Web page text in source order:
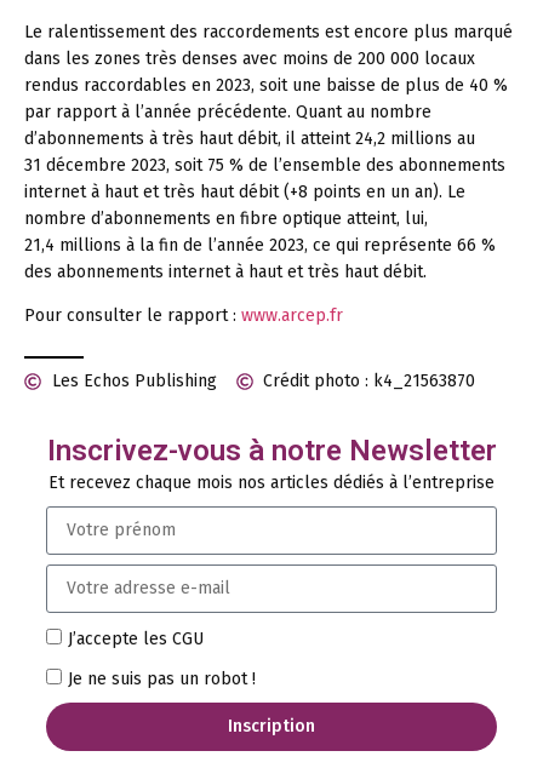
Le ralentissement des raccordements est encore plus marqué
dans les zones très denses avec moins de 200 000 locaux
rendus raccordables en 2023, soit une baisse de plus de 40 %
par rapport à l’année précédente. Quant au nombre
d’abonnements à très haut débit, il atteint 24,2 millions au
31 décembre 2023, soit 75 % de l’ensemble des abonnements
internet à haut et très haut débit (+8 points en un an). Le
nombre d’abonnements en fibre optique atteint, lui,
21,4 millions à la fin de l’année 2023, ce qui représente 66 %
des abonnements internet à haut et très haut débit.
Pour consulter le rapport : www.arcep.fr
Les Echos Publishing Crédit photo : k4_21563870
Inscrivez-vous à notre Newsletter
Et recevez chaque mois nos articles dédiés à l’entreprise
J’accepte les CGU
Je ne suis pas un robot !
Inscription